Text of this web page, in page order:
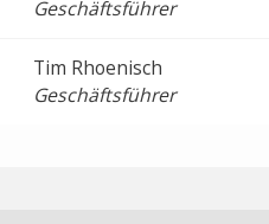
Geschäftsführer
Tim Rhoenisch
Geschäftsführer